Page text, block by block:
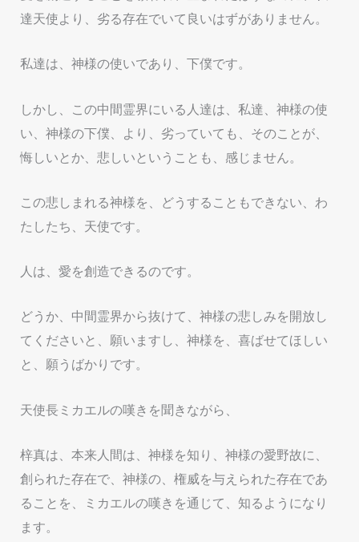
達天使より、劣る存在でいて良いはずがありません。
私達は、神様の使いであり、下僕です。
しかし、この中間霊界にいる人達は、私達、神様の使
い、神様の下僕、より、劣っていても、そのことが、
悔しいとか、悲しいということも、感じません。
この悲しまれる神様を、どうすることもできない、わ
たしたち、天使です。
人は、愛を創造できるのです。
どうか、中間霊界から抜けて、神様の悲しみを開放し
てくださいと、願いますし、神様を、喜ばせてほしい
と、願うばかりです。
天使長ミカエルの嘆きを聞きながら、
梓真は、本来人間は、神様を知り、神様の愛野故に、
創られた存在で、神様の、権威を与えられた存在であ
ることを、ミカエルの嘆きを通じて、知るようになり
ます。